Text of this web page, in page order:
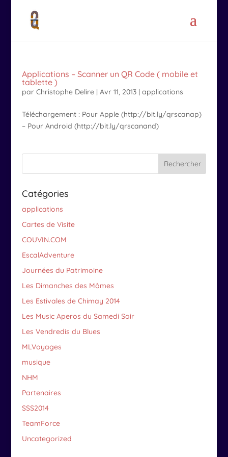
Applications – Scanner un QR Code ( mobile et
tablette )
par Christophe Delire| Avr 11, 2013| applications
Téléchargement : Pour Apple (http://bit.ly/qrscanap)
– Pour Android (http://bit.ly/qrscanand)
Catégories
applications
Cartes de Visite
COUVIN.COM
EscalAdventure
Journées du Patrimoine
Les Dimanches des Mômes
Les Estivales de Chimay 2014
Les Music Aperos du Samedi Soir
Les Vendredis du Blues
MLVoyages
musique
NHM
Partenaires
SSS2014
TeamForce
Uncategorized